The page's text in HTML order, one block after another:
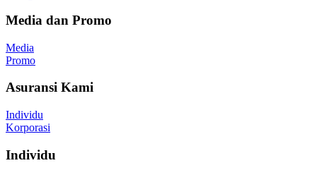
Media dan Promo
Media
Promo
Asuransi Kami
Individu
Korporasi
Individu